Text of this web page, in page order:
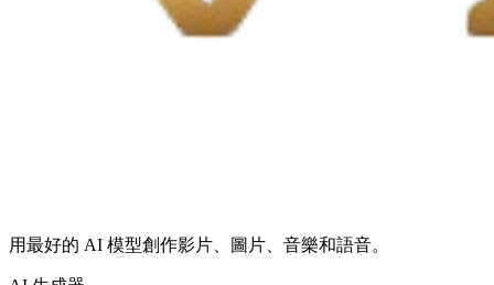
用最好的 AI 模型創作影片、圖片、音樂和語音。